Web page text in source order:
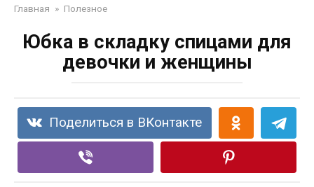
Главная » Полезное
Юбка в складку спицами для
девочки и женщины
Поделиться в ВКонтакте